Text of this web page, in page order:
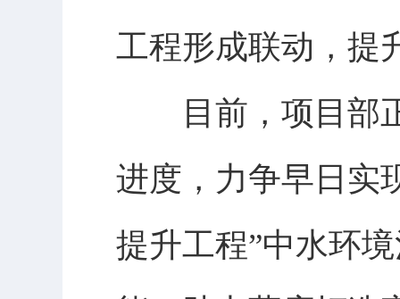
工程形成联动，提
目前，项目部正
进度，力争早日实
提升工程”中水环